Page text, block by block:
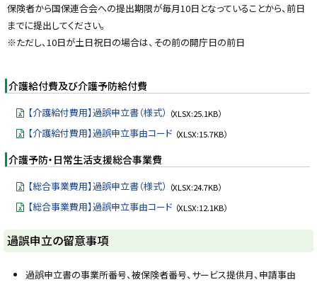
保険者から国保連合会への提出期限が毎月10日となっていることから、前日
までに提出してください。
※ただし、10日が土日祝日の場合は、その前の開庁日の前日
介護給付費及び介護予防給付費
【介護給付費用】過誤申立書（様式） （XLSX:25.1KB）
【介護給付費用】過誤申立事由コード （XLSX:15.7KB）
介護予防・日常生活支援総合事業費
【総合事業費用】過誤申立書（様式） （XLSX:24.7KB）
【総合事業費用】過誤申立事由コード （XLSX:12.1KB）
ト
ッ
プ
過誤申立の留意事項
過誤申立書の事業所番号、被保険者番号、サービス提供月、申請事由